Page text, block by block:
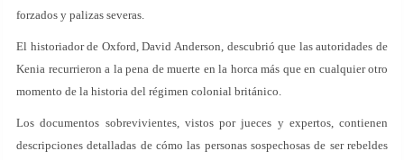
forzados y palizas severas.
El historiador de Oxford, David Anderson, descubrió que las autoridades de
Kenia recurrieron a la pena de muerte en la horca más que en cualquier otro
momento de la historia del régimen colonial británico.
Los documentos sobrevivientes, vistos por jueces y expertos, contienen
descripciones detalladas de cómo las personas sospechosas de ser rebeldes